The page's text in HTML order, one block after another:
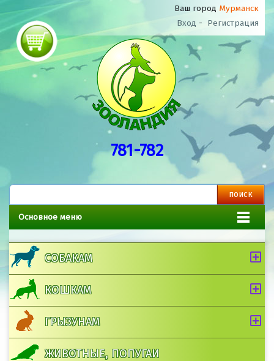
Ваш город Мурманск
Вход - Регистрация
781-782
Основное меню
СОБАКАМ
КОШКАМ
ГРЫЗУНАМ
ЖИВОТНЫЕ, ПОПУГАИ